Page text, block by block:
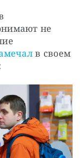
не
в своем